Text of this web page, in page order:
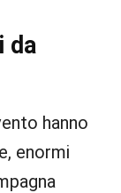
da
hanno
enormi